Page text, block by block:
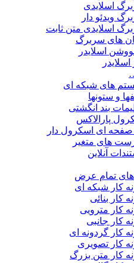
اسلایدی
ویدئو دار
اسلایدی متن ثابت
های سربرگ
اسلایدر
اسلایدر
های شبکه ای
و ستونها
بند انگشتی
پارالاکس
ای اسکرول دار
های متغیر
آنلاین
های تمام عرض
کار شبکه ای
کار بنائی
کار مترویی
کار جانبی
کار گردونه ای
کار تصویری
کار متن بزرگ